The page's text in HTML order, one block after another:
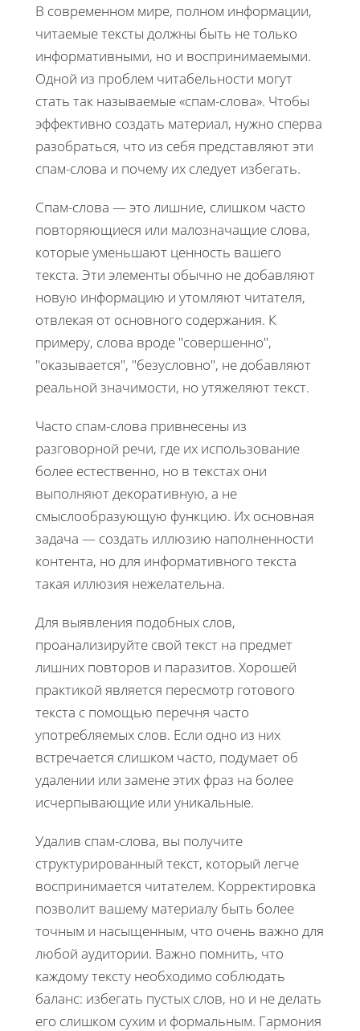
В современном мире, полном информации,
читаемые тексты должны быть не только
информативными, но и воспринимаемыми.
Одной из проблем читабельности могут
стать так называемые «спам-слова». Чтобы
эффективно создать материал, нужно сперва
разобраться, что из себя представляют эти
спам-слова и почему их следует избегать.
Спам-слова — это лишние, слишком часто
повторяющиеся или малозначащие слова,
которые уменьшают ценность вашего
текста. Эти элементы обычно не добавляют
новую информацию и утомляют читателя,
отвлекая от основного содержания. К
примеру, слова вроде "совершенно",
"оказывается", "безусловно", не добавляют
реальной значимости, но утяжеляют текст.
Часто спам-слова привнесены из
разговорной речи, где их использование
более естественно, но в текстах они
выполняют декоративную, а не
смыслообразующую функцию. Их основная
задача — создать иллюзию наполненности
контента, но для информативного текста
такая иллюзия нежелательна.
Для выявления подобных слов,
проанализируйте свой текст на предмет
лишних повторов и паразитов. Хорошей
практикой является пересмотр готового
текста с помощью перечня часто
употребляемых слов. Если одно из них
встречается слишком часто, подумает об
удалении или замене этих фраз на более
исчерпывающие или уникальные.
Удалив спам-слова, вы получите
структурированный текст, который легче
воспринимается читателем. Корректировка
позволит вашему материалу быть более
точным и насыщенным, что очень важно для
любой аудитории. Важно помнить, что
каждому тексту необходимо соблюдать
баланс: избегать пустых слов, но и не делать
его слишком сухим и формальным. Гармония